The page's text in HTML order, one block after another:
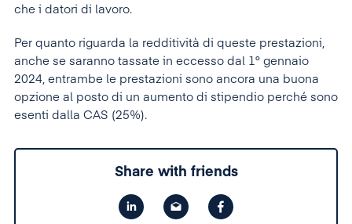
che i datori di lavoro.
Per quanto riguarda la redditività di queste prestazioni,
anche se saranno tassate in eccesso dal 1° gennaio
2024, entrambe le prestazioni sono ancora una buona
opzione al posto di un aumento di stipendio perché sono
esenti dalla CAS (25%).
Share with friends